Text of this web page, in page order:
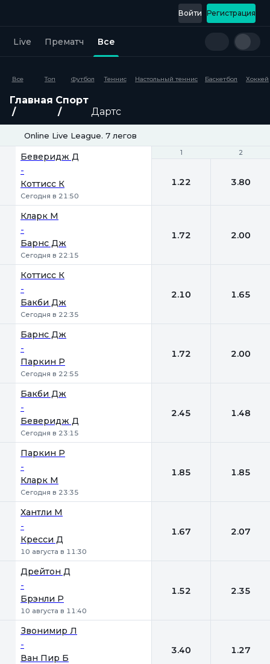
Регистрация
Войти
Live Прематч Все
Все Топ Футбол Теннис Настольный теннис Баскетбол Хоккей
Главная Спорт
Дартс
Online Live League. 7 легов
1 2
Беверидж Д
-
Коттисс К
Сегодня в 21:50
1 2
1.22 3.80
Кларк М
-
Барнс Дж
Сегодня в 22:15
1.72 2.00
Коттисс К
-
Бакби Дж
Сегодня в 22:35
2.10 1.65
Барнс Дж
-
Паркин Р
Сегодня в 22:55
1.72 2.00
Бакби Дж
-
Беверидж Д
Сегодня в 23:15
2.45 1.48
Паркин Р
-
Кларк М
Сегодня в 23:35
1.85 1.85
Хантли М
-
Кресси Д
10 августа в 11:30
1.67 2.07
Дрейтон Д
-
Брэнли Р
10 августа в 11:40
1.52 2.35
Звонимир Л
-
Ван Пир Б
3.40 1.27